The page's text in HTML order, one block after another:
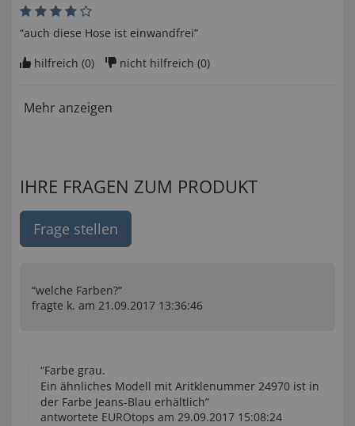
“auch diese Hose ist einwandfrei”
hilfreich (0) nicht hilfreich (0)
Mehr anzeigen
IHRE FRAGEN ZUM PRODUKT
Frage stellen
“welche Farben?”
fragte k. am 21.09.2017 13:36:46
“Farbe grau.
Ein ähnliches Modell mit Aritklenummer 24970 ist in
der Farbe Jeans-Blau erhältlich”
antwortete EUROtops am 29.09.2017 15:08:24